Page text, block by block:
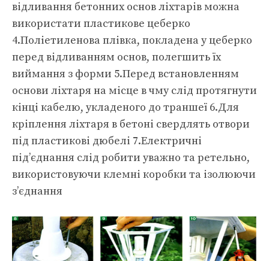
відливання бетонних основ ліхтарів можна
використати пластикове цеберко
4.Поліетиленова плівка, покладена у цеберко
перед відливанням основ, полегшить їх
виймання з форми 5.Перед встановленням
основи ліхтаря на місце в чму слід протягнути
кінці кабелю, укладеного до траншеї 6.Для
кріплення ліхтаря в бетоні свердлять отвори
під пластикові дюбелі 7.Електричні
під’єднання слід робити уважно та ретельно,
використовуючи клемні коробки та ізолюючи
з’єднання